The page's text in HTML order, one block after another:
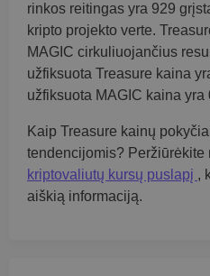
rinkos reitingas yra 929
kripto projekto verte.
MAGIC cirkuliuojančius
užfiksuota Treasure kaina
užfiksuota MAGIC kaina yra
Kaip Treasure kainų
tendencijomis? Peržiūrėkite
kriptovaliutų kursų puslapį ,
aiškią informaciją.